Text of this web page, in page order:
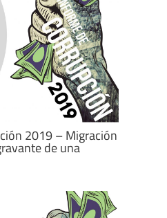
2019 – Migración
de una